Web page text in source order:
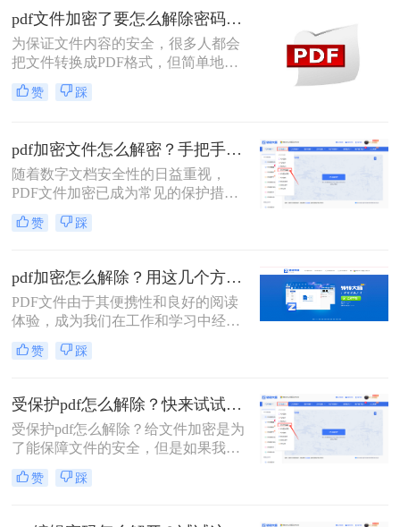
为您介绍几种常见的解密方法，让您
轻松应对这一问题。
pdf文件加密了要怎么解除密码？教你2个PDF解密方法
为保证文件内容的安全，很多人都会
把文件转换成PDF格式，但简单地将
PDF格式转换成PDF格式是不够的，
所以还会在文件上加一个“锁”，想要
流程，下面就来给大家详细的讲解一
下吧。
赞 踩
pdf加密文件怎么解密？手把手教你3个简单方法！
随着数字文档安全性的日益重视，
PDF文件加密已成为常见的保护措
施。加密的PDF文件需要特定的密码
或密钥才能打开和阅读，这有助于保
问。然而，有时我们可能会遇到需要
解密PDF文件的情况，比如忘记密码
或需要编辑文件内容。那么pdf加密文
件怎么解密​呢？本文将为您介绍几种
常见的PDF解密方法。
赞 踩
pdf加密怎么解除？用这几个方法1秒立即解密！
PDF文件由于其便携性和良好的阅读
体验，成为我们在工作和学习中经常
使用的文件格式之一。然而，当遇到
加密的PDF文件时，我们可能无法直
细介绍PDF加密怎么解除，帮助您轻
松访问文件内容。
赞 踩
受保护pdf怎么解除？快来试试这三种方法！
受保护pdf怎么解除？给文件加密是为
了能保障文件的安全，但是如果我们
需要快速打开一些PDF文件的话，必
须先将文件解密，但是想顺利解除
业的工具的，今天给大家分享PDF解
赞 踩